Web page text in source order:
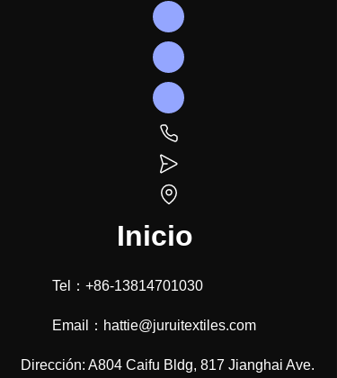
Inicio
Tel：+86-13814701030
Email：hattie@juruitextiles.com
Dirección: A804 Caifu Bldg, 817 Jianghai Ave.